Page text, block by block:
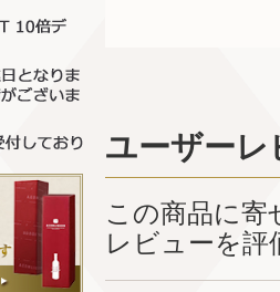
ユーザーレ
この商品に
レビューを評